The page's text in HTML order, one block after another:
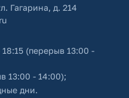
Гагарина, д. 214
(перерыв 13:00 -
13:00 - 14:00);
дни.